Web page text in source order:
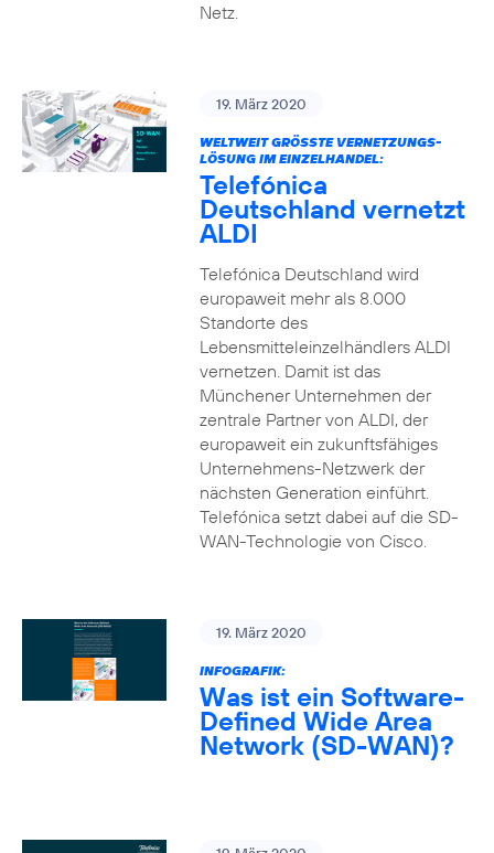
Netz.
19. März 2020
WELTWEIT GRÖSSTE VERNETZUNGS-L
ÖSUNG IM EINZELHANDEL:
Telefónica
Deutschland vernetzt
ALDI
Telefónica Deutschland wird
europaweit mehr als 8.000
Standorte des
Lebensmitteleinzelhändlers ALDI
vernetzen. Damit ist das
Münchener Unternehmen der
zentrale Partner von ALDI, der
europaweit ein zukunftsfähiges
Unternehmens-Netzwerk der
nächsten Generation einführt.
Telefónica setzt dabei auf die SD-
WAN-Technologie von Cisco.
19. März 2020
INFOGRAFIK:
Was ist ein Software-
Defined Wide Area
Network (SD-WAN)?